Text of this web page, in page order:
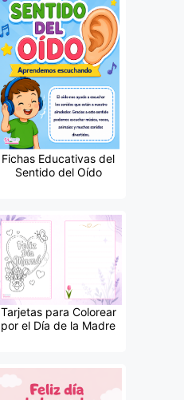
Fichas Educativas del
Sentido del Oído
Tarjetas para Colorear
por el Día de la Madre